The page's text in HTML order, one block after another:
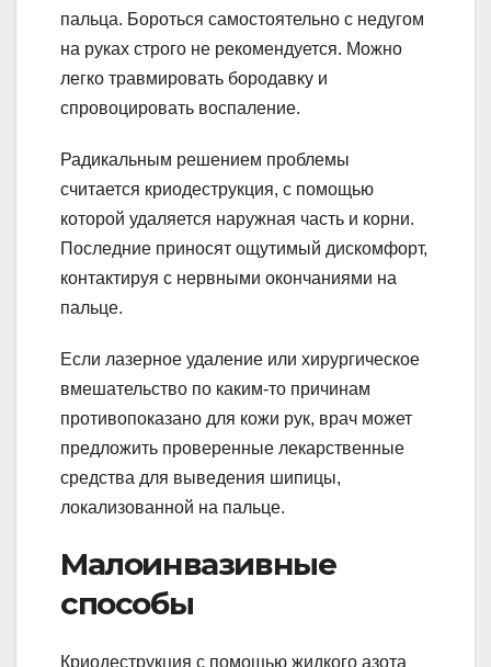
пальца. Бороться самостоятельно с недугом
на руках строго не рекомендуется. Можно
легко травмировать бородавку и
спровоцировать воспаление.
Радикальным решением проблемы
считается криодеструкция, с помощью
которой удаляется наружная часть и корни.
Последние приносят ощутимый дискомфорт,
контактируя с нервными окончаниями на
пальце.
Если лазерное удаление или хирургическое
вмешательство по каким-то причинам
противопоказано для кожи рук, врач может
предложить проверенные лекарственные
средства для выведения шипицы,
локализованной на пальце.
Малоинвазивные
способы
Криодеструкция с помощью жидкого азота